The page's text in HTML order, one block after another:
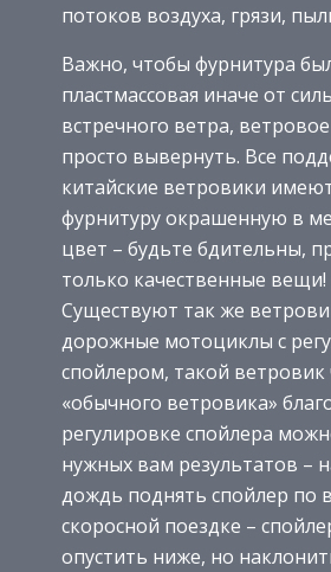
потоков воздуха, грязи,
Важно, чтобы фурнитура
пластмассовая иначе от
встречного ветра,
просто вывернуть. Все
китайские ветровики
фурнитуру окрашенную в
цвет – будьте бдительны,
только качественные вещи!
Существуют так же
дорожные мотоциклы с
спойлером, такой ветровик
«обычного ветровика»
регулировке спойлера
нужных вам результатов –
дождь поднять спойлер по
скоросной поездке –
опустить ниже, но